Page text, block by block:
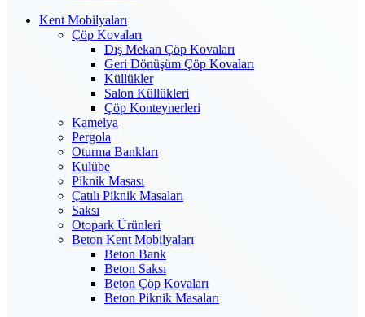
Kent Mobilyaları
Çöp Kovaları
Dış Mekan Çöp Kovaları
Geri Dönüşüm Çöp Kovaları
Küllükler
Salon Küllükleri
Çöp Konteynerleri
Kamelya
Pergola
Oturma Bankları
Kulübe
Piknik Masası
Çatılı Piknik Masaları
Saksı
Otopark Ürünleri
Beton Kent Mobilyaları
Beton Bank
Beton Saksı
Beton Çöp Kovaları
Beton Piknik Masaları